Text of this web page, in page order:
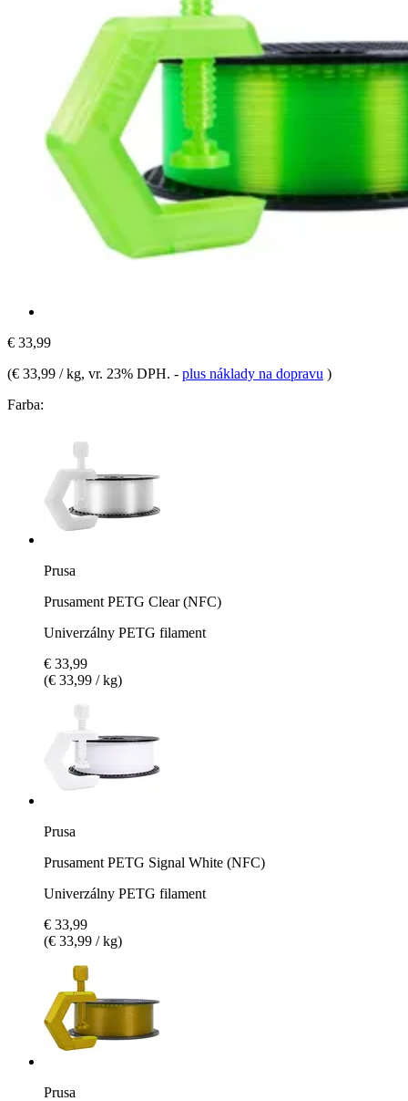
€ 33,99
(€ 33,99 / kg, vr. 23% DPH. - plus náklady na dopravu )
Farba:
Prusa
Prusament PETG Clear (NFC)
Univerzálny PETG filament
€ 33,99
(€ 33,99 / kg)
Prusa
Prusament PETG Signal White (NFC)
Univerzálny PETG filament
€ 33,99
(€ 33,99 / kg)
Prusa